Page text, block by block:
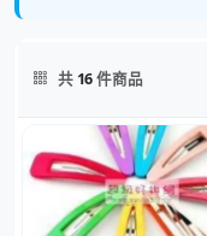
共 16件商品